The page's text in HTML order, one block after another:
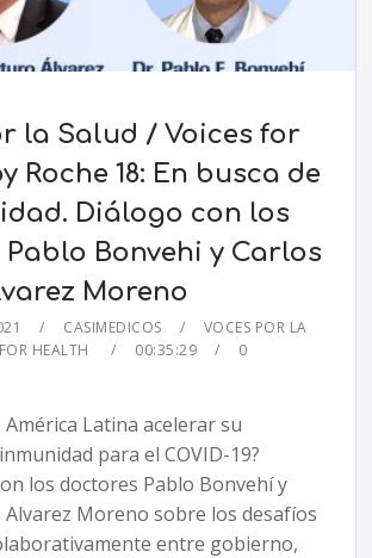
la Salud / Voices for
Roche 18: En busca de
Diálogo con los
Bonvehi y Carlos
Moreno
CASIMEDICOS
VOCES POR LA
HEALTH
00:35:29
0
América Latina acelerar su
para el COVID-19?
los doctores Pablo Bonvehí y
Moreno sobre los desafíos
entre gobierno,